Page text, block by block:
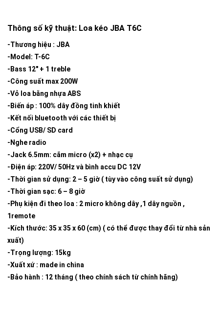
Thông số kỹ thuật: Loa kéo JBA T6C
-Thương hiệu : JBA
-Model: T-6C
-Bass 12″ + 1 treble
-Công suất max 200W
-Vỏ loa bằng nhựa ABS
-Biến áp : 100% dây đồng tinh khiết
-Kết nối bluetooth với các thiết bị
-Cổng USB/ SD card
-Nghe radio
-Jack 6.5mm: cắm micro (x2) + nhạc cụ
-Điện áp: 220V/ 50Hz và bình accu DC 12V
-Thời gian sử dụng: 2 – 5 giờ ( tùy vào công suất sử dụng)
-Thời gian sạc: 6 – 8 giờ
-Phụ kiện đi theo loa : 2 micro không dây ,1 dây nguồn ,
1remote
-Kích thước: 35 x 35 x 60 (cm) ( có thể được thay đổi từ nhà sản
xuất)
-Trọng lượng: 15kg
-Xuất xứ : made in china
-Bảo hành : 12 tháng ( theo chính sách từ chính hãng)